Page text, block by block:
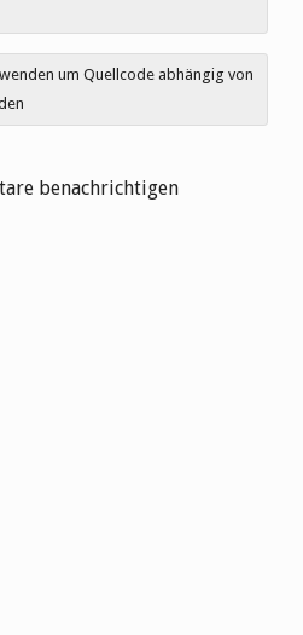
um Quellcode abhängig von
benachrichtigen